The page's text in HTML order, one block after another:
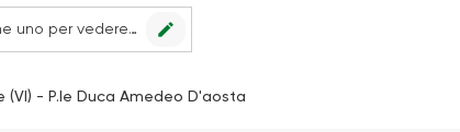
Nessun punto vendita impostato, scegline uno per vedere le offerte. edit
(VI) - P.le Duca Amedeo D'aosta